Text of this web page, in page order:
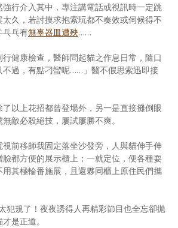
行介入其中，專注講電話或視訊時一定跳
久，若討摸求抱索玩都不奏效或伺候得不
乓乓有無辜器皿遭殃……
健康檢查，醫師問起貓之作息日常，隨口
不過，有點刁蠻呢……」醫不假思索迅即接
以上花招都曾登場外，另一是直接攤倒眼
敵必殺絕技，屢試屢勝不爽。
前移師我固定落坐沙發旁，人與貓伸手伸
都方便的展示櫃上；一就定位，便各種耍
其極輪番施展，且還夥同櫃上原住民們攜
規了！夜夜誘得人再精彩節目也全忘卻拋
是正道。